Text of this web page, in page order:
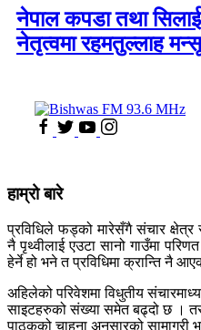
नेपाल कपडा तथा सिलाई
नेतृत्वमा रहमतुल्लाह
हाम्रो बारे
प्रविधिले फड्को मारेसँगै संचार
नै पृथ्वीलाई एउटा सानो गाउँमा
हेर्ने हो भने त प्रविधिमा क्रान्ति नै
अहिलेको परिवेशमा विधुतीय
साइटहरुको संख्या समेत बढ्दो छ ।
पाठकको चाहना अनुसारको सामाग्री